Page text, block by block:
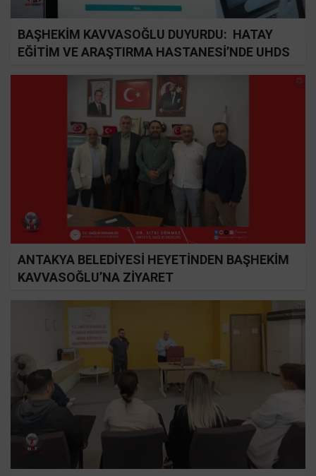
BAŞHEKİM KAVVASOĞLU DUYURDU: HATAY
EĞİTİM VE ARAŞTIRMA HASTANESİ’NDE UHDS
ANTAKYA BELEDİYESİ HEYETİNDEN BAŞHEKİM
KAVVASOĞLU’NA ZİYARET